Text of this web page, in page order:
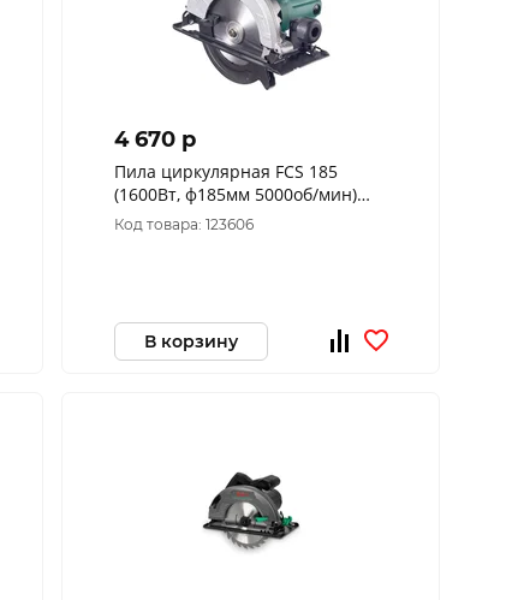
4 670 p
Пила циркулярная FCS 185
(1600Вт, ф185мм 5000об/мин)
FAVOURITE 113200185
Код товара: 123606
В корзину